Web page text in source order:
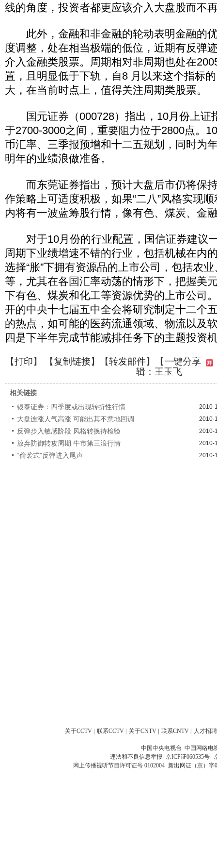
线的角度，投资者都更应该介入大盘股而不
此外，金融和非金融的轮动表明金融的
度调整，处在相当极端的低位，近期有反弹
介入金融类股票。周期相对非周期也处在
置，且明显低于下轨，自8 月以来这个指标
大，在当前时点上，值得关注周期类股票。
国元证券（000728）指出，10月份上证
于2700-3000之间，重要阻力位于2800点。
币汇率、三季报预增和十二五规划，同时为
明年的业绩浪做准备。
而东莞证券指出，预计大盘后市仍将保
作策略上可适度积极，如果“二八”风格实现
内将有一波蓝筹股行情，像有色、煤炭、金
对于10月份的行业配置，国信证券建议一
周期下业绩增速不错的行业，包括机械在内
选择“胀”下拥有资源品的上市公司，包括农
等，尤其在各国汇率动荡的情形下，把握美
下有色、煤炭和化工等资源优势的上市公司
开的中央十七届五中全会将研究制定十二个
的热点，如可能的医药流通领域、物流以及
四是下半年完成节能减排任务下的主题投资
【打印】 【复制链接】【转发邮件】
【一键分享
辑：王玉飞
相关链接
银泰证券：四季度或出现转折性行情
2010-
大盘连涨人气高涨 可能出其不意地回调 2010-
反弹步入敏感阶段 风格转换待检验 2010-
放弃防御转攻周期 牛市第三浪行情 2010-
“偷袭式”反弹进入尾声 2010-
关于CCTV 联系CCTV 关于CNTV 联系CNTV 人才招聘
中国中央电视台 中国网络电
违法和不良信息举报 京ICP证060535号
网上传播视听节目许可证号 0102004 新出网证（京）